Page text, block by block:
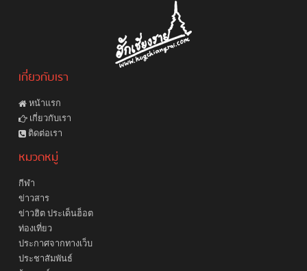
เกี่ยวกับเรา
หน้าแรก
เกี่ยวกับเรา
ติดต่อเรา
หมวดหมู่
กีฬา
ข่าวสาร
ข่าวฮิต ประเด็นฮ็อต
ท่องเที่ยว
ประกาศจากทางเว็บ
ประชาสัมพันธ์